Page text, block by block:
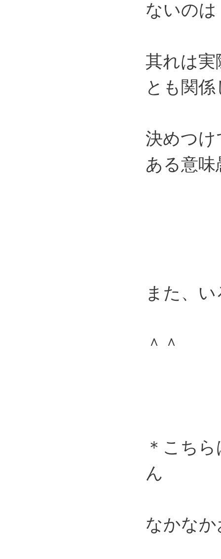
ないのは
其れは
とも関
決めつ
ある意
また、
＾＾
＊こち
ん
なかな